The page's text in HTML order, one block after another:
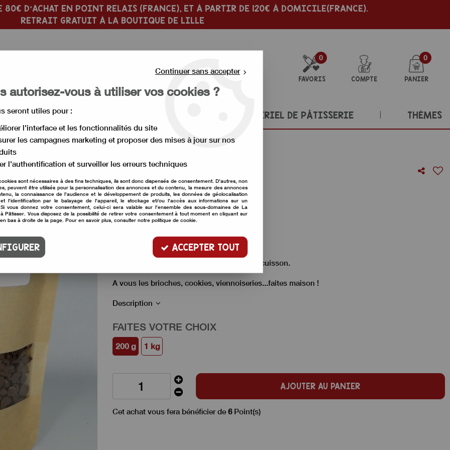
D'ACHAT EN POINT RELAIS (FRANCE), ET À PARTIR DE 120€ À DOMICILE(FRANCE).
RETRAIT GRATUIT À LA BOUTIQUE DE LILLE
0
FAVORIS COMPTE
0
PANIER
MATÉRIEL DE PÂTISSERIE THÈMES
Pépites et poudre de cacao >Pépite chocolat lait
Pépite chocolat lait
Soyez le premier à donner votre avis !
TTC
Pépites de chocolat au lait résistantes à la cuisson.
A vous les brioches, cookies, viennoiseries...faites maison !
Description
FAITES VOTRE CHOIX
200 g 1 kg
AJOUTER AU PANIER
Cet achat vous fera bénéficier de 6Point(s)
Continuer sans accepter
autorisez-vous à utiliser vos cookies ?
seront utiles pour :
l'interface et les fonctionnalités du site
les campagnes marketing et proposer des mises à jour sur nos
l'authentification et surveiller les erreurs techniques
sont nécessaires à des fins techniques, ils sont donc dispensés de consentement. D'autres, non
peuvent être utilisés pour la personnalisation des annonces et du contenu, la mesure des annonces
la connaissance de l'audience et le développement de produits, les données de géolocalisation
l'identification par le balayage de l'appareil, le stockage et/ou l'accès aux informations sur un
vous donnez votre consentement, celui-ci sera valable sur l’ensemble des sous-domaines de La
Pâtisser. Vous disposez de la possibilité de retirer votre consentement à tout moment en cliquant sur
bas à droite de la page. Pour en savoir plus, consulter notre politique de cookie.
ACCEPTER TOUT